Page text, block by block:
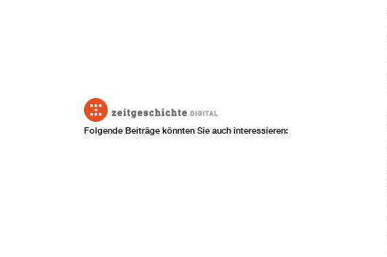
Folgende Beiträge könnten Sie auch interessieren: